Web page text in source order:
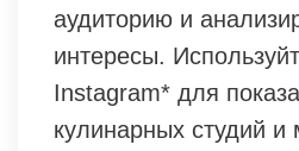
аудиторию и
интересы.
Instagram* для
кулинарных студий и